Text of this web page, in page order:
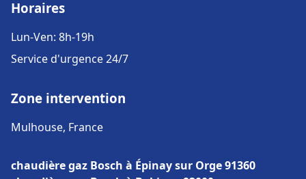
Horaires
Lun-Ven: 8h-19h
Service d'urgence 24/7
Zone intervention
Mulhouse, France
chaudière gaz Bosch à Épinay sur Orge 91360